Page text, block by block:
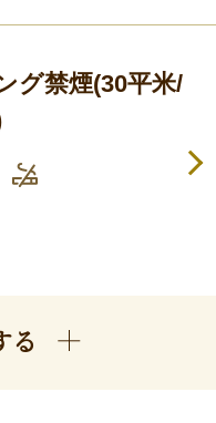
グ禁煙(30平米/
る